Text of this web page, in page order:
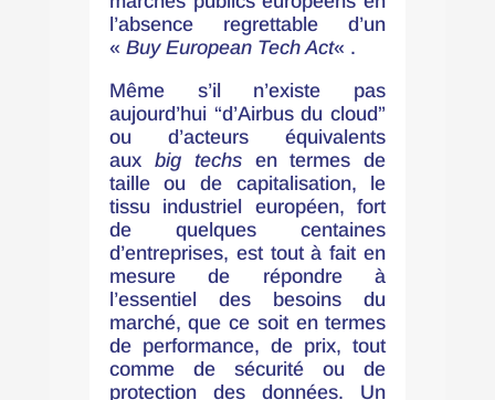
l’absence regrettable d’un
« Buy European Tech Act« .
Même s’il n’existe pas
aujourd’hui “d’Airbus du cloud”
ou d’acteurs équivalents
aux
big techs
en termes de
taille ou de capitalisation, le
tissu industriel européen, fort
de quelques centaines
d’entreprises, est tout à fait en
mesure de répondre à
l’essentiel des besoins du
marché, que ce soit en termes
de performance, de prix, tout
comme de sécurité ou de
protection des données. Un